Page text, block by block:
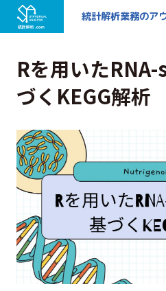
統計解析業務のア
Rを用いた
づくKEGG解析